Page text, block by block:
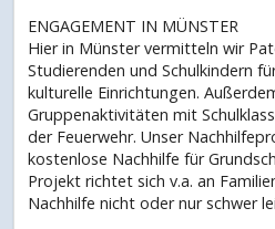
ENGAGEMENT IN MÜNSTER
Hier in Münster vermitteln wir
Studierenden und Schulkindern
kulturelle Einrichtungen.
Gruppenaktivitäten mit
der Feuerwehr. Unser
kostenlose Nachhilfe für
Projekt richtet sich v.a. an
Nachhilfe nicht oder nur schwer